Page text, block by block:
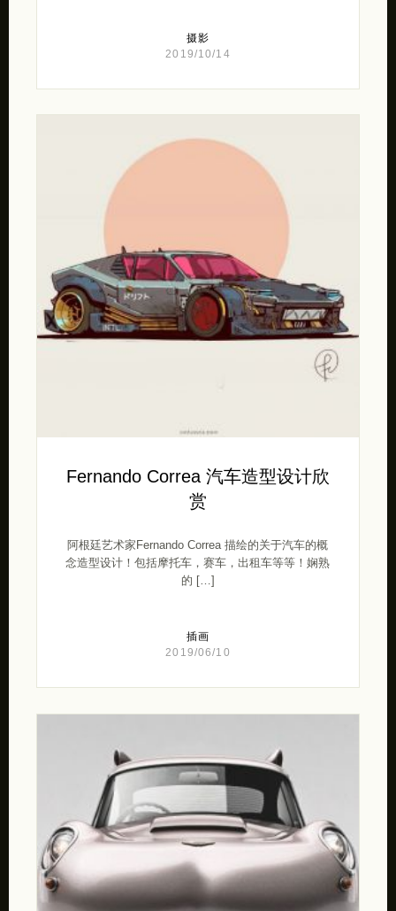
摄影
2019/10/14
Fernando Correa 汽车造型设计欣
赏
阿根廷艺术家Fernando Correa 描绘的关于汽车的概
念造型设计！包括摩托车，赛车，出租车等等！娴熟
的 […]
插画
2019/06/10